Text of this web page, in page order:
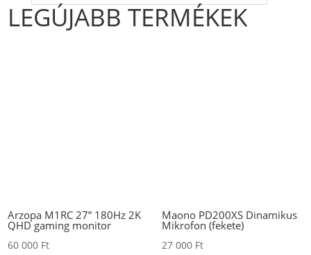
LEGÚJABB TERMÉKEK
Arzopa M1RC 27” 180Hz 2K
QHD gaming monitor
60 000 Ft
Maono PD200XS Dinamikus
Mikrofon (fekete)
27 000 Ft